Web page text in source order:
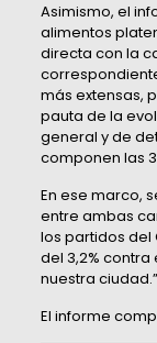
Asimismo, el
alimentos
directa con la
más extensas,
pauta de la
general y de
componen las
En ese marco,
entre ambas
los partidos del
del 3,2% contra
nuestra ciudad.”
El informe